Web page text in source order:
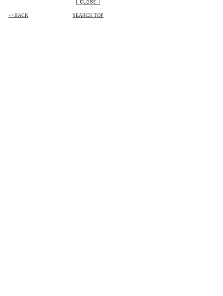
<<BACK SEARCH TOP